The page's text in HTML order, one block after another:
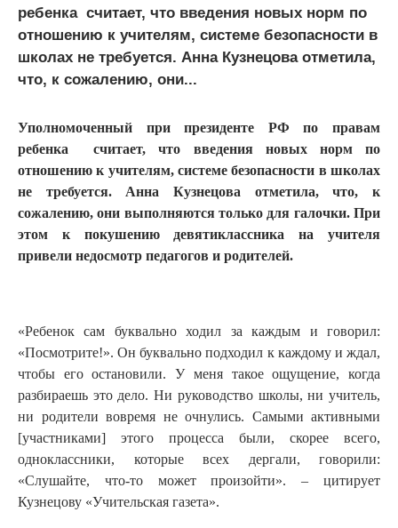
ребенка считает, что введения новых норм по
отношению к учителям, системе безопасности в
школах не требуется. Анна Кузнецова отметила,
что, к сожалению, они...
Уполномоченный при президенте РФ по правам
ребенка считает, что введения новых норм по
отношению к учителям, системе безопасности в школах
не требуется. Анна Кузнецова отметила, что, к
сожалению, они выполняются только для галочки. При
этом к покушению девятиклассника на учителя
привели недосмотр педагогов и родителей.
«Ребенок сам буквально ходил за каждым и говорил:
«Посмотрите!». Он буквально подходил к каждому и ждал,
чтобы его остановили. У меня такое ощущение, когда
разбираешь это дело. Ни руководство школы, ни учитель,
ни родители вовремя не очнулись. Самыми активными
[участниками] этого процесса были, скорее всего,
одноклассники, которые всех дергали, говорили:
«Слушайте, что-то может произойти». – цитирует
Кузнецову «Учительская газета».